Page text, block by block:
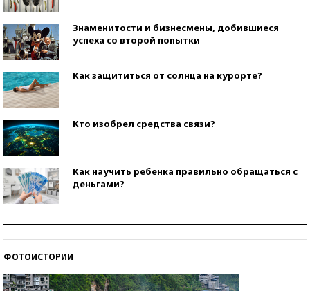
Знаменитости и бизнесмены, добившиеся
успеха со второй попытки
Как защититься от солнца на курорте?
Кто изобрел средства связи?
Как научить ребенка правильно обращаться с
деньгами?
ФОТОИСТОРИИ